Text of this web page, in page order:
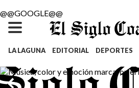
@@GOOGLE@@
LA LAGUNA EDITORIAL DEPORTES